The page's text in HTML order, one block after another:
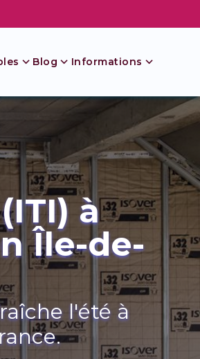
Blog Informations
à
Île-de-
l'été à